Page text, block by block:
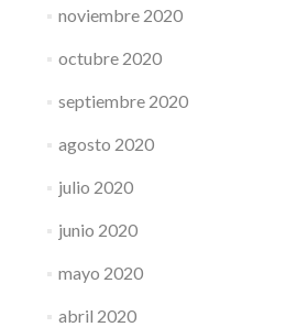
noviembre 2020
octubre 2020
septiembre 2020
agosto 2020
julio 2020
junio 2020
mayo 2020
abril 2020